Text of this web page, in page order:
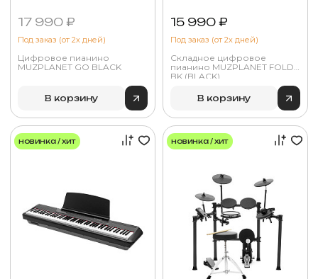
17 990 ₽
Под заказ (от 2х дней)
Цифровое пианино
MUZPLANET GO BLACK
В корзину
15 990 ₽
Под заказ (от 2х дней)
Складное цифровое
пианино MUZPLANET FOLD
BK (BLACK)
В корзину
новинка / хит новинка / хит